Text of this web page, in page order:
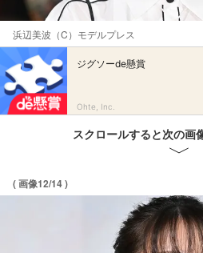
浜辺美波（C）モデルプレス
ジグソーde懸賞
Ohte, Inc.
スクロールすると次の画
( 画像12/14 )